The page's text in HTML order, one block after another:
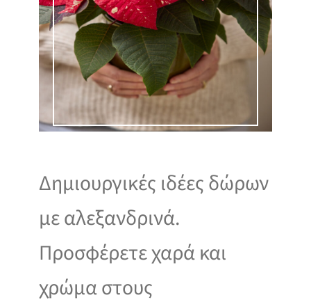
Δημιουργικές ιδέες δώρων
με αλεξανδρινά.
Προσφέρετε χαρά και
χρώμα στους